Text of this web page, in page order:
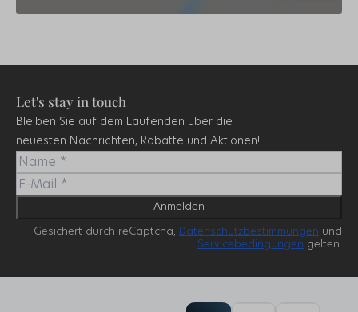
Let's stay in touch
Bleiben Sie auf dem Laufenden über die
neuesten Nachrichten, Rabatte und Aktionen!
Anmelden
Gesichert durch reCaptcha, Datenschutzbestimmungen und
Servicebedingungen gelten.